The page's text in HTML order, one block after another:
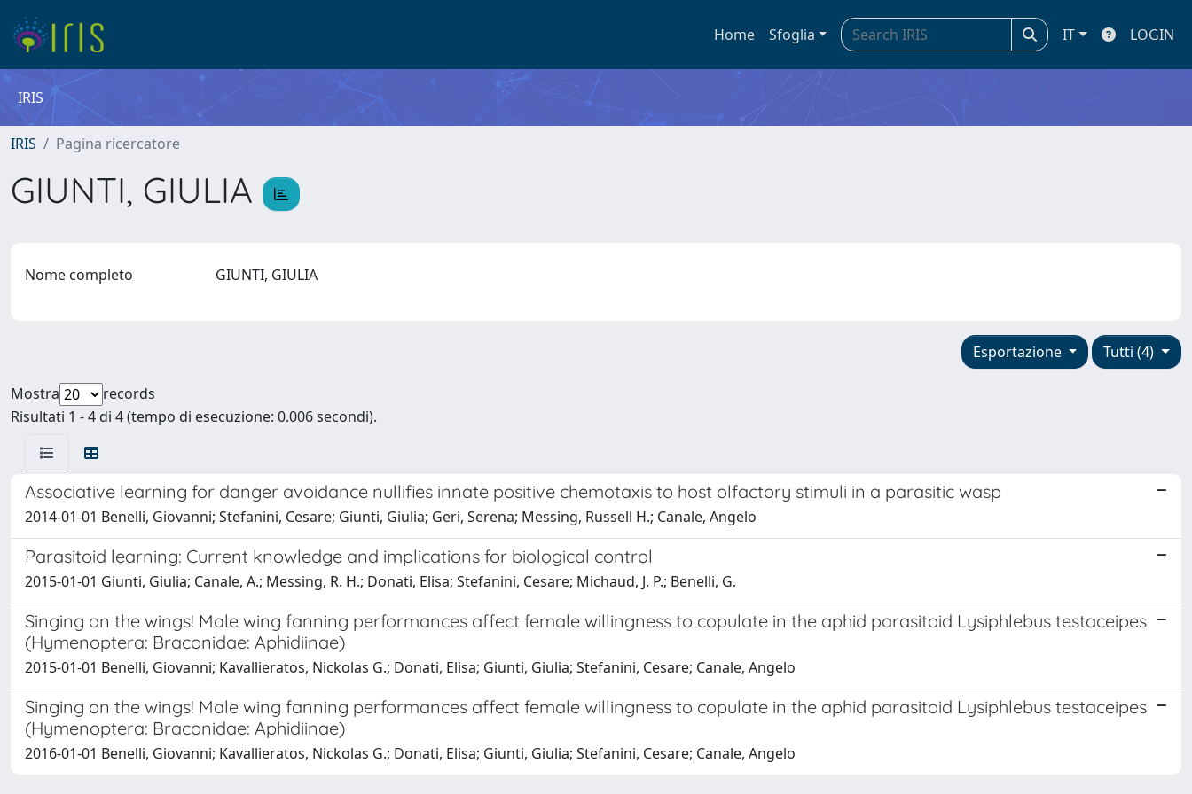
Home Sfoglia IT LOGIN
IRIS
IRIS Pagina ricercatore
GIUNTI, GIULIA
Nome completo GIUNTI, GIULIA
Tutti (4)
Esportazione
Mostra
records
Risultati 1 - 4 di 4 (tempo di esecuzione: 0.006 secondi).
Associative learning for danger avoidance nullifies innate positive chemotaxis to host olfactory stimuli in a parasitic wasp
2014-01-01 Benelli, Giovanni; Stefanini, Cesare; Giunti, Giulia; Geri, Serena; Messing, Russell H.; Canale, Angelo
Parasitoid learning: Current knowledge and implications for biological control
2015-01-01 Giunti, Giulia; Canale, A.; Messing, R. H.; Donati, Elisa; Stefanini, Cesare; Michaud, J. P.; Benelli, G.
Singing on the wings! Male wing fanning performances affect female willingness to copulate in the aphid parasitoid Lysiphlebus testaceipes
(Hymenoptera: Braconidae: Aphidiinae)
2015-01-01 Benelli, Giovanni; Kavallieratos, Nickolas G.; Donati, Elisa; Giunti, Giulia; Stefanini, Cesare; Canale, Angelo
Singing on the wings! Male wing fanning performances affect female willingness to copulate in the aphid parasitoid Lysiphlebus testaceipes
(Hymenoptera: Braconidae: Aphidiinae)
2016-01-01 Benelli, Giovanni; Kavallieratos, Nickolas G.; Donati, Elisa; Giunti, Giulia; Stefanini, Cesare; Canale, Angelo